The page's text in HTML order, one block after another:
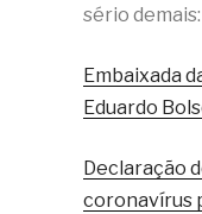
sério demais:
Embaixada
Eduardo
Declaração
coronavírus